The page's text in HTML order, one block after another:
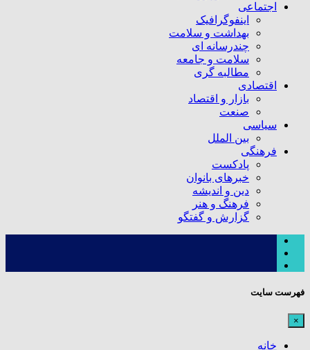
اجتماعی
اینفوگرافیک
بهداشت و سلامت
چندرسانه ای
سلامت و جامعه
مطالبه گری
اقتصادی
بازار و اقتصاد
صنعت
سیاسی
بین الملل
فرهنگی
پادکست
خبرهای بانوان
دین و اندیشه
فرهنگ و هنر
گزارش و گفتگو
فهرست سایت
×
خانه